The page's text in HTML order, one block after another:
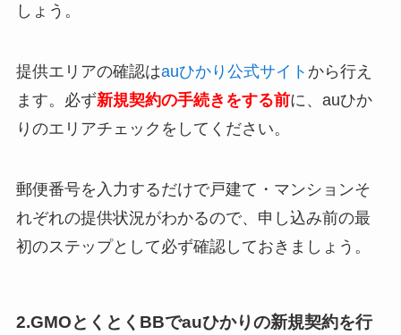
しょう。
提供エリアの確認はauひかり公式サイト から行え
ます。必ず新規契約の手続きをする前に、auひか
りのエリアチェックをしてください。
郵便番号を入力するだけで戸建て・マンションそ
れぞれの提供状況がわかるので、申し込み前の最
初のステップとして必ず確認しておきましょう。
2.GMOとくとくBBでauひかりの新規契約を行